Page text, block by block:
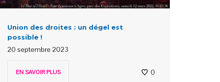
Union des droites : un dégel est
possible !
20 septembre 2023
EN SAVOIR PLUS 0